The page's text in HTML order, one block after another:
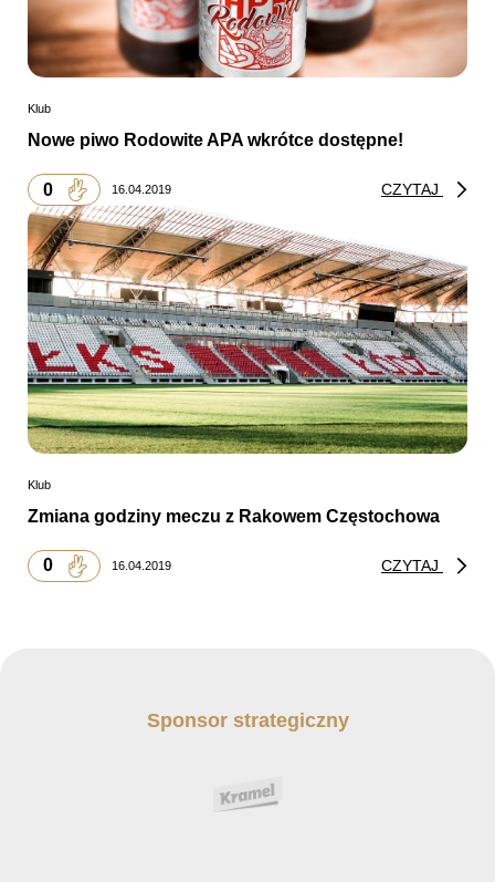
Klub
Nowe piwo Rodowite APA wkrótce dostępne!
0 16.04.2019 CZYTAJ
Klub
Zmiana godziny meczu z Rakowem Częstochowa
0 16.04.2019 CZYTAJ
Sponsor strategiczny